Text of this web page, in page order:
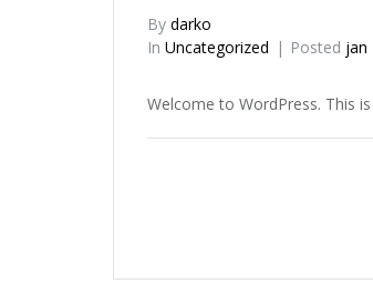
By darko
In Uncategorized Posted jan
Welcome to WordPress. This